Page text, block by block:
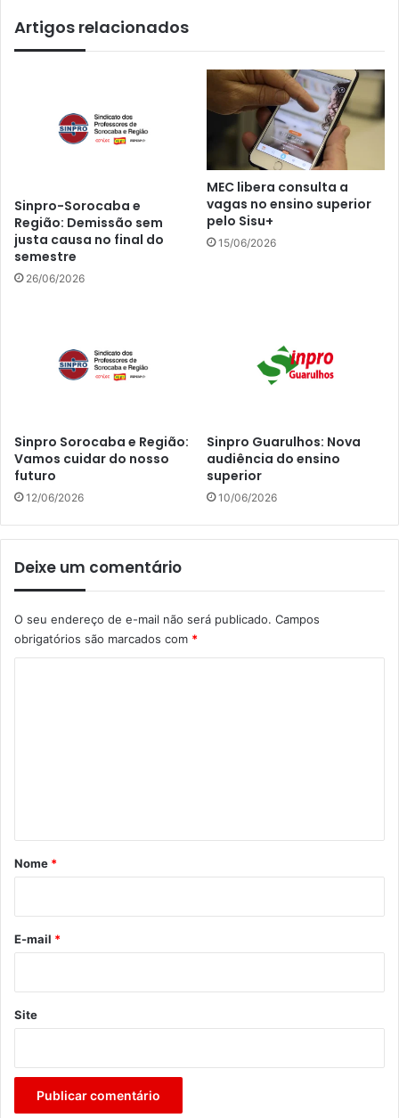
Artigos relacionados
Sinpro-Sorocaba e
Região: Demissão sem
justa causa no final do
semestre
26/06/2026
MEC libera consulta a
vagas no ensino superior
pelo Sisu+
15/06/2026
Sinpro Sorocaba e Região:
Vamos cuidar do nosso
futuro
12/06/2026
Sinpro Guarulhos: Nova
audiência do ensino
superior
10/06/2026
Deixe um comentário
O seu endereço de e-mail não será publicado. Campos
obrigatórios são marcados com *
r
*
Nome *
E-mail *
Site